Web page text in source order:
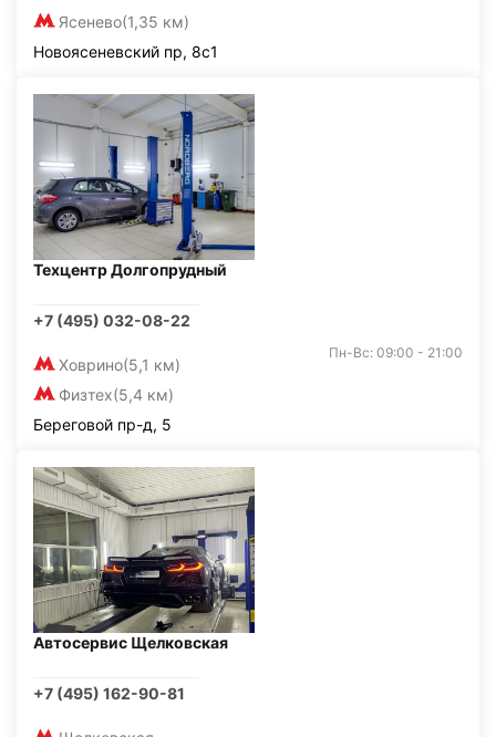
Ясенево(1,35 км)
Новоясеневский пр, 8с1
Техцентр Долгопрудный
+7 (495) 032-08-22
Ховрино(5,1 км)
Физтех(5,4 км)
Пн-Вс: 09:00 - 21:00
Береговой пр-д, 5
Автосервис Щелковская
+7 (495) 162-90-81